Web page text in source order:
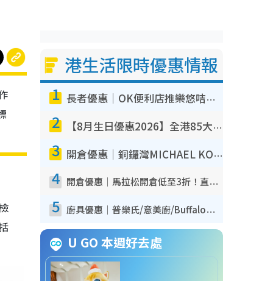
港生活限時優惠情報
1 長者優惠｜OK便利店推樂悠咭優惠！買麵包/牛奶/保健品拍卡即減
2 【8月生日優惠2026】全港85大食買玩著數攻略 自助餐/火鍋放題同行免費＋誠品/DONKI送現金券
3 開倉優惠｜銅鑼灣MICHAEL KORS開倉低至17折！直擊$500起買手袋/銀包/鞋款 必買經典Jet Set系列
4 開倉優惠｜馬拉松開倉低至3折！直擊$99起買adidas／New Balance／Puma鞋款 STANLEY保溫杯劈價至$119起
5 廚具優惠｜普樂氏/意美廚/Buffalo廚具低至3折！$89起買煎鍋／炒鑊／個人鍋 同場小家電激減至$99起
U GO 本週好去處